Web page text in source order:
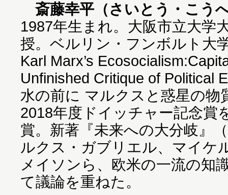
斎藤幸平（さいとう・こう
1987年生まれ。大阪市立大学
授。ベルリン・フンボルト大
Karl Marx’s
Unfinished Critique of Political
水の前に マルクスと惑星の物
2018年度ドイッチャー記念賞
賞。新著『未来への大分岐』
ルクス・ガブリエル、マイケ
メイソンら、欧米の一流の知
て議論を重ねた。